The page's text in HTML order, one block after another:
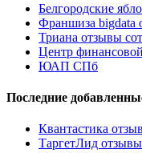
Белгородские
Франшиза bigdata
Триана отзывы
Центр
ЮАП СПб
Последние
Квантастика
ТаргетЛид отзывы